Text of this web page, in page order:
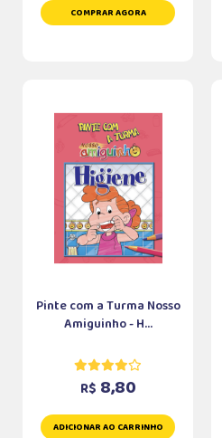
COMPRAR AGORA
Pinte com a Turma Nosso
Amiguinho - H...
R$ 8,80
ADICIONAR AO CARRINHO